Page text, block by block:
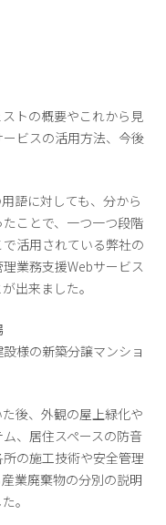
トの概要やこれから見
ビスの活用方法、今後
語に対しても、分から
ことで、一つ一つ段階
活用されている弊社の
業務支援Webサービス
出来ました。
様の新築分譲マンショ
後、外観の屋上緑化や
、居住スペースの防音
の施工技術や安全管理
業廃棄物の分別の説明
。